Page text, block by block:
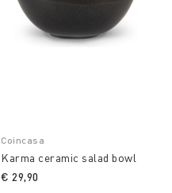
Coincasa
Karma ceramic salad bowl
€ 29,90